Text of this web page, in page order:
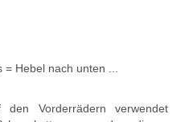
Hebel nach unten ...
Vorderrädern verwendet